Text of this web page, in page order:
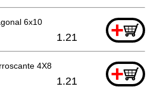
6x10 +
1.21
4X8 +
1.21